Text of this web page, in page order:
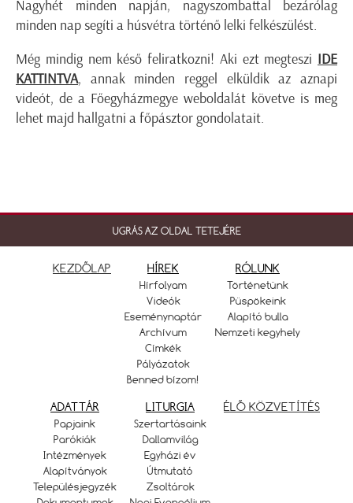
Nagyhét minden napján, nagyszombattal bezárólag
minden nap segíti a húsvétra történő lelki felkészülést.
Még mindig nem késő feliratkozni! Aki ezt megteszi IDE
KATTINTVA, annak minden reggel elküldik az aznapi
videót, de a Főegyházmegye weboldalát követve is meg
lehet majd hallgatni a főpásztor gondolatait.
UGRÁS AZ OLDAL TETEJÉRE
KEZDŐLAP HÍREK
Hírfolyam
Videók
Eseménynaptár
Archívum
Címkék
Pályázatok
Benned bízom!
RÓLUNK
Történetünk
Püspökeink
Alapító bulla
Nemzeti kegyhely
ADATTÁR
Papjaink
Parókiák
Intézmények
Alapítványok
Településjegyzék
LITURGIA
Szertartásaink
Dallamvilág
Egyházi év
Útmutató
Zsoltárok
ÉLŐ KÖZVETÍTÉS